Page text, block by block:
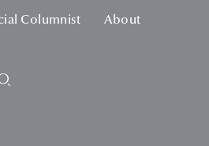
Columnist
About